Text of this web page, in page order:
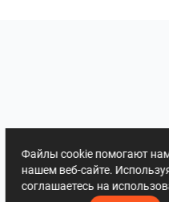
Файлы cookie помогают
нашем веб-сайте.
соглашаетесь на